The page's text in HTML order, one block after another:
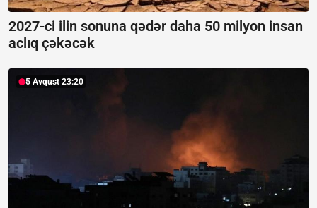
2027-ci ilin sonuna qədər daha 50 milyon insan
aclıq çəkəcək
5 Avqust 23:20